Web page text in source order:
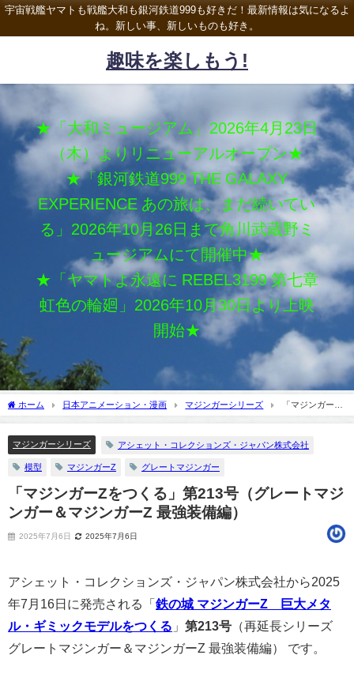
宇宙戦艦ヤマトも戦艦大和も銀河鉄道999も好きだ！最新情報は気になるよ
ね。新しい事、新しいものも好き。
趣味を楽しもう!
★「大和ミュージアム」2026年4月23日
（木）よりリニューアルオープン★
★「銀河鉄道999 THE GALAXY
EXPERIENCE あの旅は、まだ続いてい
る」2026年10月26日まで角川武蔵野ミ
ュージアムにて開催中★
★「ヤマトよ永遠に REBEL3199 第七章
虹色の輪廻」2026年10月30日より上映
開始★
ホーム 日本アニメーション・漫画 マジンガーシリーズ
「マジンガーZ
マジンガーシリーズ アシェット・コレクションズ・ジャパン株式会社
模型 マジンガーZ グレートマジンガー
「マジンガーZをつくる」第213号（グレートマジ
ンガー＆マジンガーZ 最強装備編）
2025年7月6日 2025年7月6日
アシェット・コレクションズ・ジャパン株式会社から2025
年7月16日に発売される「 鉄の城 マジンガーZ 巨大メタ
ル・ギミックモデルをつくる 」 第213号 （再延長シリーズ
グレートマジンガー＆マジンガーZ 最強装備編） です。